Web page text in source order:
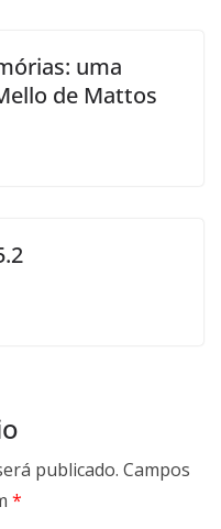
uma
de Mattos
publicado. Campos
*